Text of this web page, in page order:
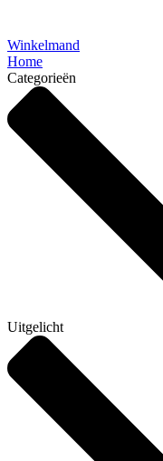
Winkelmand
Home
Categorieën
Uitgelicht